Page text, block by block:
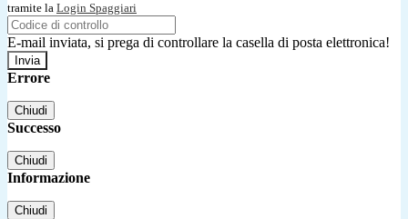
tramite la Login Spaggiari
E-mail inviata, si prega di controllare la casella di posta elettronica!
Errore
Chiudi
Successo
Chiudi
Informazione
Chiudi